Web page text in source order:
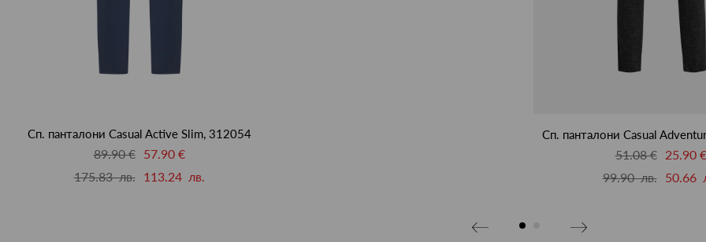
Сп. панталони Casual Active Slim, 312054
89.90 €
57.90 €
175.83 лв.
113.24 лв.
Сп. панталони Casual
51.08 €
25.90 €
99.90 лв.
50.66